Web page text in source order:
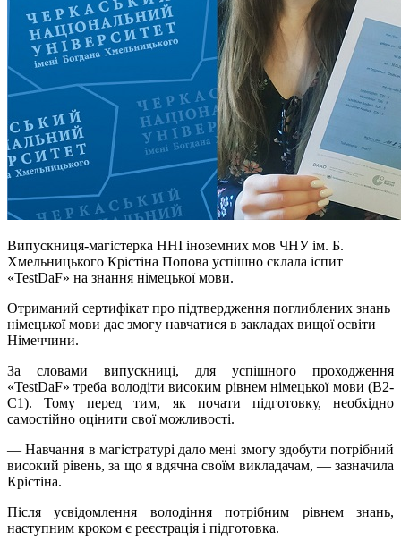
Випускниця-магістерка ННІ іноземних мов ЧНУ ім. Б.
Хмельницького Крістіна Попова успішно склала іспит
«TestDaF» на знання німецької мови.
Отриманий сертифікат про підтвердження поглиблених знань
німецької мови дає змогу навчатися в закладах вищої освіти
Німеччини.
За словами випускниці, для успішного проходження
«TestDaF» треба володіти високим рівнем німецької мови (B2-
C1). Тому перед тим, як почати підготовку, необхідно
самостійно оцінити свої можливості.
— Навчання в магістратурі дало мені змогу здобути потрібний
високий рівень, за що я вдячна своїм викладачам, — зазначила
Крістіна.
Після усвідомлення володіння потрібним рівнем знань,
наступним кроком є реєстрація і підготовка.